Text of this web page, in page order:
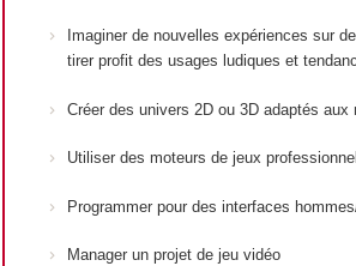
Imaginer de nouvelles expériences sur
tirer profit des usages ludiques et
Créer des univers 2D ou 3D adaptés aux
Utiliser des moteurs de jeux
Programmer pour des interfaces
Manager un projet de jeu vidéo